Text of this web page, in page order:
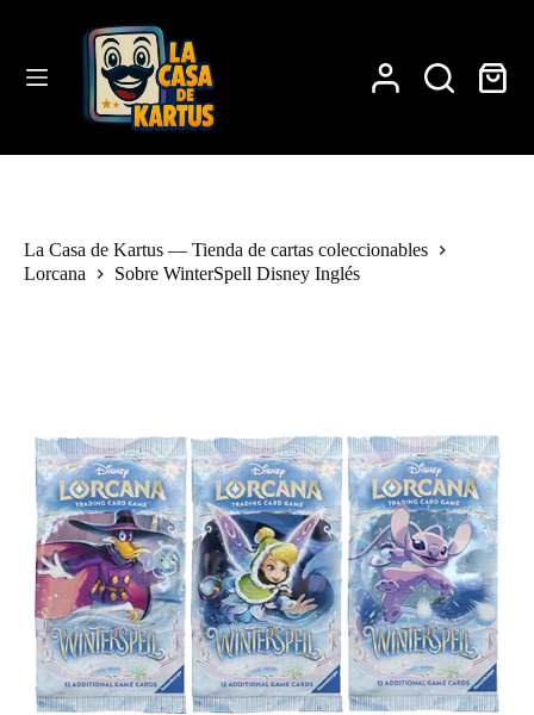
Carro
La Casa de Kartus — Tienda de cartas coleccionables
Lorcana
Sobre WinterSpell Disney Inglés